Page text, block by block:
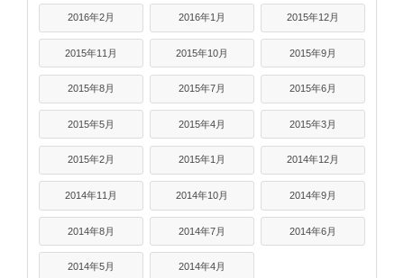
2016年2月 2016年1月 2015年12月
2015年11月 2015年10月 2015年9月
2015年8月 2015年7月 2015年6月
2015年5月 2015年4月 2015年3月
2015年2月 2015年1月 2014年12月
2014年11月 2014年10月 2014年9月
2014年8月 2014年7月 2014年6月
2014年5月 2014年4月